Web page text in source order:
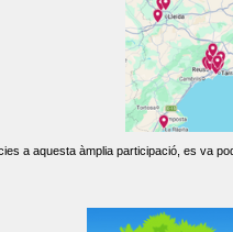
a aquesta àmplia participació, es va